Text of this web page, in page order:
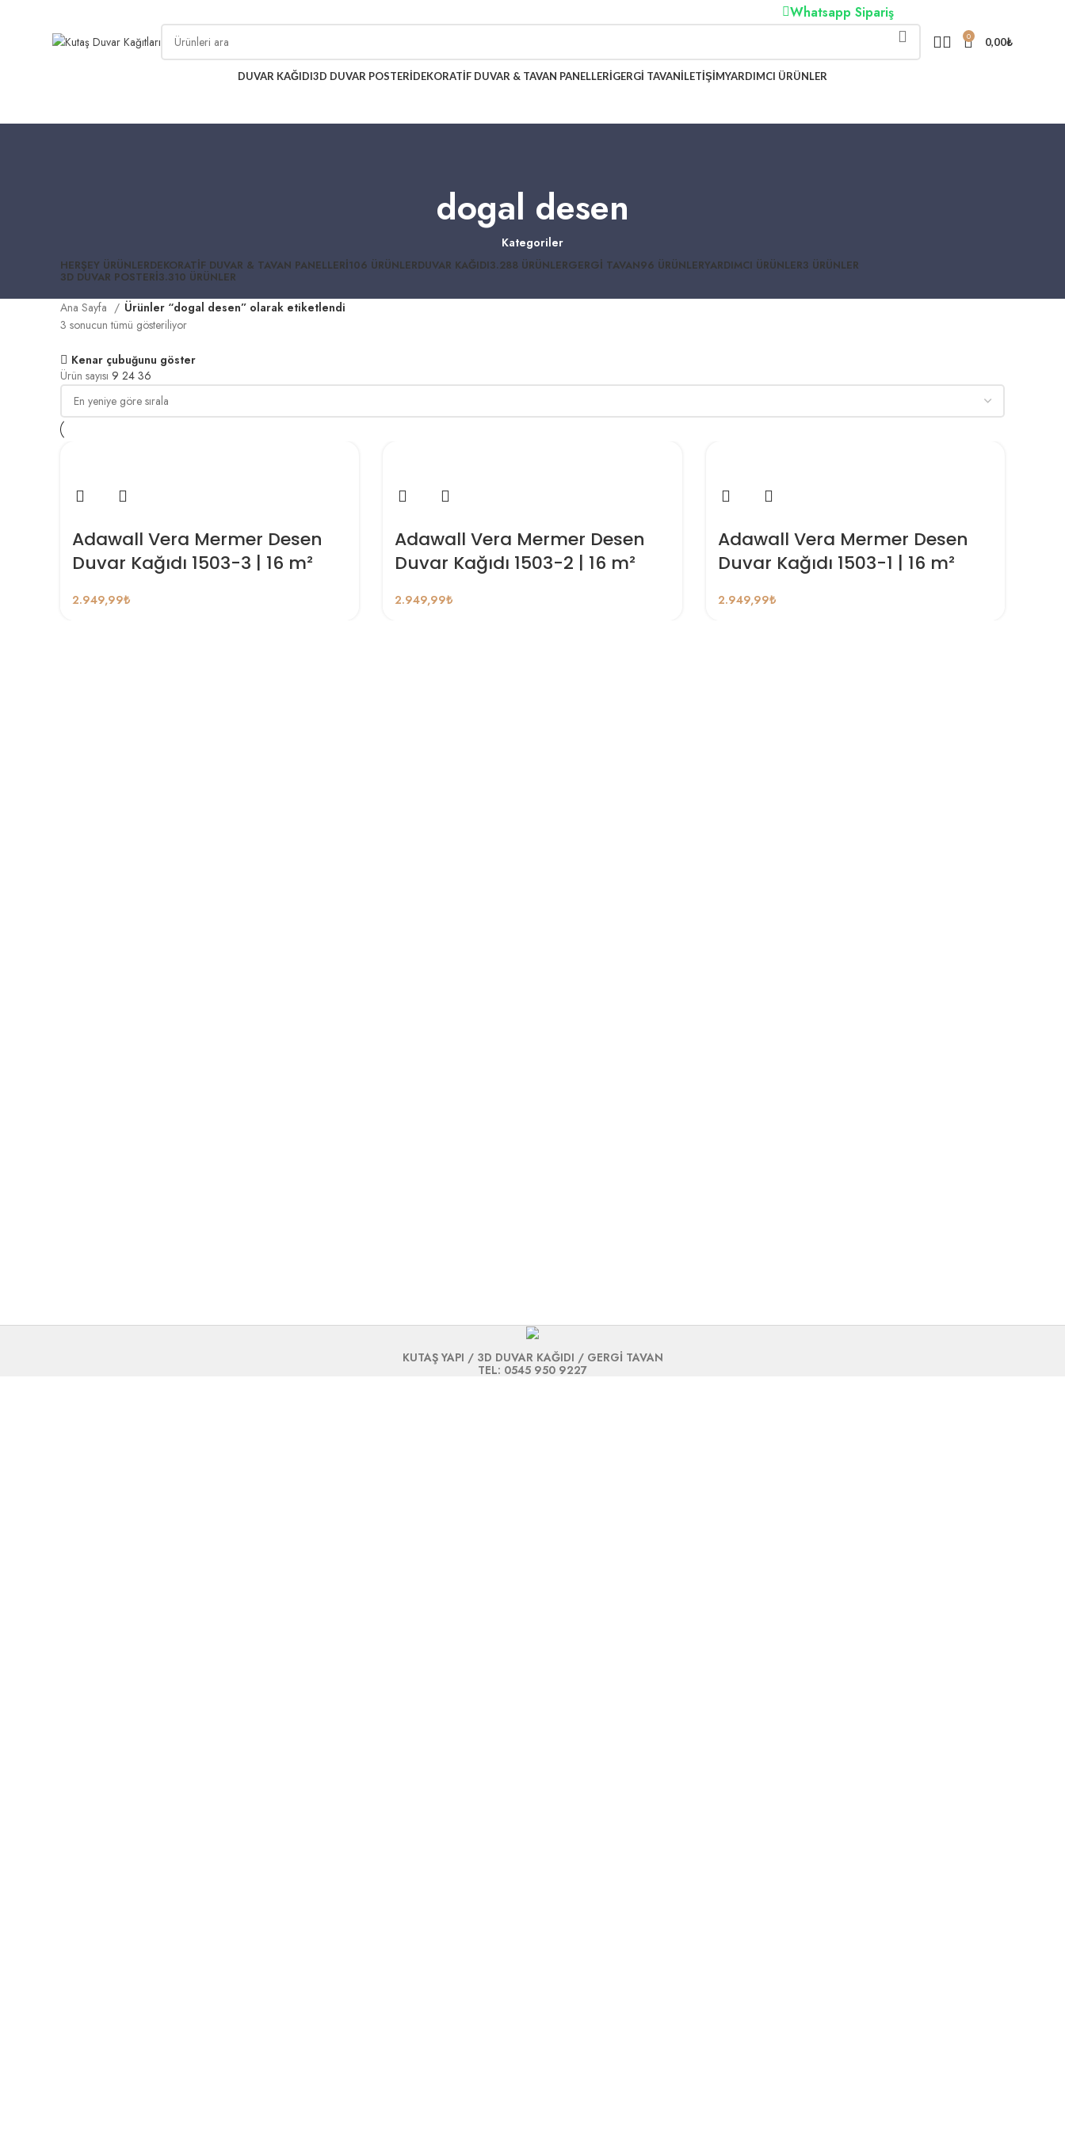
Whatsapp Sipariş
0 0,00₺
DUVAR KAĞIDI3D DUVAR POSTERIDEKORATIF DUVAR & TAVAN PANELLERIGERGI TAVANİLETIŞIMYARDIMCI ÜRÜNLER
dogal desen
Kategoriler
HERŞEY ÜRÜNLERDEKORATIF DUVAR & TAVAN PANELLERI106 ÜRÜNLERDUVAR KAĞIDI3.288 ÜRÜNLERGERGI TAVAN96 ÜRÜNLERYARDIMCI ÜRÜNLER3 ÜRÜNLER
3D DUVAR POSTERI3.310 ÜRÜNLER
Ana Sayfa
Ürünler “dogal desen” olarak etiketlendi
3 sonucun tümü gösteriliyor
Kenar çubuğunu göster
Ürün sayısı 9 24 36
Adawall Vera Mermer Desen
Duvar Kağıdı 1503-3 | 16 m²
2.949,99₺
Adawall Vera Mermer Desen
Duvar Kağıdı 1503-2 | 16 m²
2.949,99₺
Adawall Vera Mermer Desen
Duvar Kağıdı 1503-1 | 16 m²
2.949,99₺
KUTAŞ YAPI / 3D DUVAR KAĞIDI / GERGİ TAVAN
TEL: 0545 950 9227